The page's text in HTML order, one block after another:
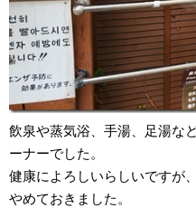
飲泉や蒸気浴、手湯、足湯な
ーナーでした。
健康によろしいらしいですが
やめておきました。